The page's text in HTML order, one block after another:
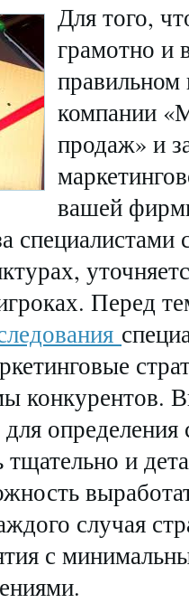
Для того,
грамотно и
правильном
компании
продаж» и
вашей
Перед
конкурентов.
определения
и
случая
с